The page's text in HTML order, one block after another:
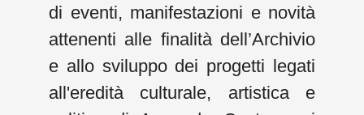
di eventi, manifestazioni e novità
attenenti alle finalità dell’Archivio
e allo sviluppo dei progetti legati
all'eredità culturale, artistica e